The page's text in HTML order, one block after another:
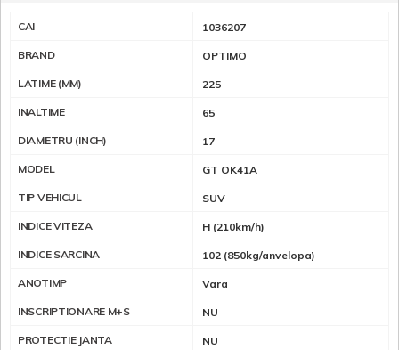
CAI 1036207
BRAND OPTIMO
LATIME (MM) 225
INALTIME 65
DIAMETRU (INCH) 17
MODEL GT OK41A
TIP VEHICUL SUV
INDICE VITEZA H (210km/h)
INDICE SARCINA 102 (850kg/anvelopa)
ANOTIMP Vara
INSCRIPTIONARE M+S NU
PROTECTIE JANTA NU